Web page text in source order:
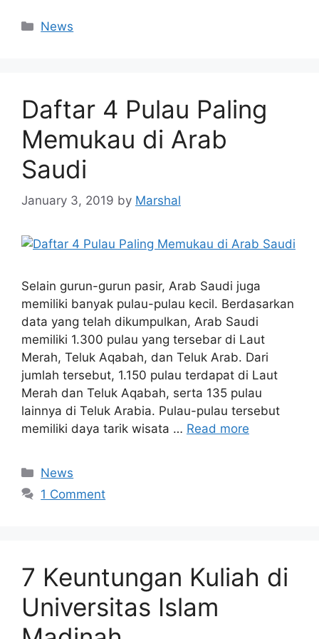
News
Daftar 4 Pulau Paling
Memukau di Arab
Saudi
January 3, 2019 by Marshal
Selain gurun-gurun pasir, Arab Saudi juga
memiliki banyak pulau-pulau kecil. Berdasarkan
data yang telah dikumpulkan, Arab Saudi
memiliki 1.300 pulau yang tersebar di Laut
Merah, Teluk Aqabah, dan Teluk Arab. Dari
jumlah tersebut, 1.150 pulau terdapat di Laut
Merah dan Teluk Aqabah, serta 135 pulau
lainnya di Teluk Arabia. Pulau-pulau tersebut
memiliki daya tarik wisata … Read more
News
1 Comment
7 Keuntungan Kuliah di
Universitas Islam